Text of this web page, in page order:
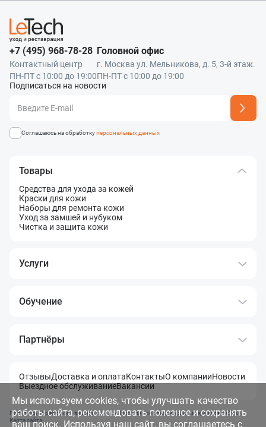
+7 (495) 968-78-28
Контактный центр
ПН-ПТ с 10:00 до 19:00
Головной офис
г. Москва ул. Мельникова, д. 5, 3-й этаж.
ПН-ПТ с 10:00 до 19:00
Подписаться на новости
Адрес подписки успешно добавлен
Соглашаюсь на обработкуперсональных данных
Товары
Средства для ухода за кожей
Краски для кожи
Наборы для ремонта кожи
Уход за замшей и нубуком
Чистка и защита кожи
Услуги
Обучение
Партнёры
ОтзывыДоставка и оплатаКонтактыО компанииНовости
Выездное обслуживаниеВакансии
Политика обработки и защита данныхПравила использования материалов сайта
Карта сайта
Мы используем cookies, чтобы улучшать качество
работы сайта, рекомендовать полезное и сохранять
ваш поиск. Используя наш сайт, вы соглашаетесь с